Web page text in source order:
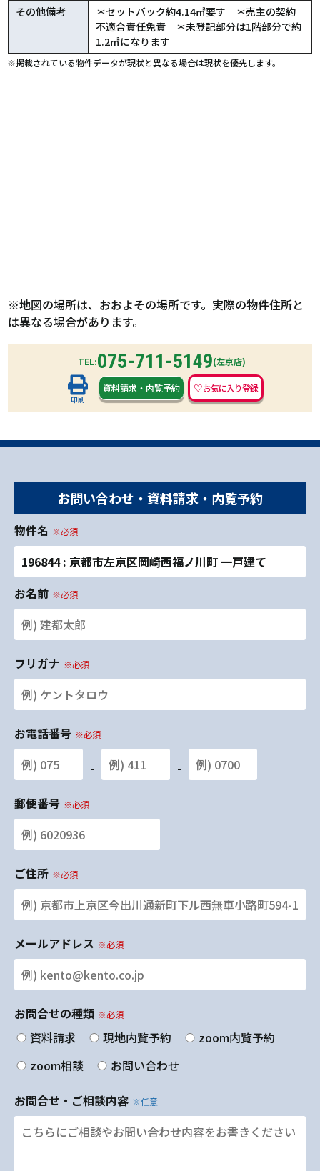
その他備考
＊セットバック約4.14㎡要す ＊売主の契約
不適合責任免責 ＊未登記部分は1階部分で約
1.2㎡になります
※掲載されている物件データが現状と異なる場合は現状を優先します。
※地図の場所は、おおよその場所です。実際の物件住所と
は異なる場合があります。
TEL:075-711-5149(左京店)
印刷
資料請求 ・ 内覧予約
お問い合わせ・資料請求・内覧予約
物件名 ※必須
196844 : 京都市左京区岡崎西福ノ川町 一戸建て
お名前 ※必須
フリガナ ※必須
お電話番号 ※必須
- -
郵便番号 ※必須
ご住所 ※必須
メールアドレス ※必須
お問合せの種類 ※必須
資料請求 現地内覧予約
zoom内覧予約
zoom相談
お問い合わせ
お問合せ・ご相談内容 ※任意